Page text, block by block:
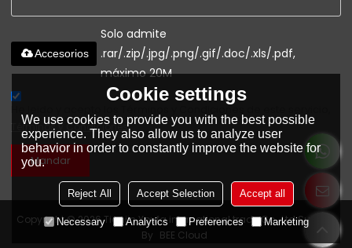
Solo admite
.rar/.zip/.jpg/.png/.gif/.doc/.xls/.pdf,
máximo 20M
Accesorios
Términos y Condiciones
Mandar
Copyright © 2026Tianjin Youfa international trade Co., LtdSupport
By BEE Cloud
Cookie settings
We use cookies to provide you with the best possible
experience. They also allow us to analyze user
behavior in order to constantly improve the website for
you.
Reject All Accept Selection Accept all
Necessary Analytics Preferences Marketing